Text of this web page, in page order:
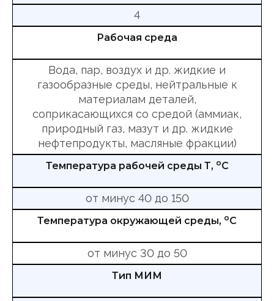
4
Рабочая среда
Вода, пар, воздух и др. жидкие и
газообразные среды, нейтральные к
материалам деталей,
соприкасающихся со средой (аммиак,
природный газ, мазут и др. жидкие
нефтепродукты, масляные фракции)
Температура рабочей среды Т, оС
от минус 40 до 150
Температура окружающей среды, оС
от минус 30 до 50
Тип МИМ